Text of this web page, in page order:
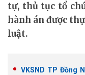
tự, thủ tục tổ
hành án được
luật.
VKSND TP Đồng